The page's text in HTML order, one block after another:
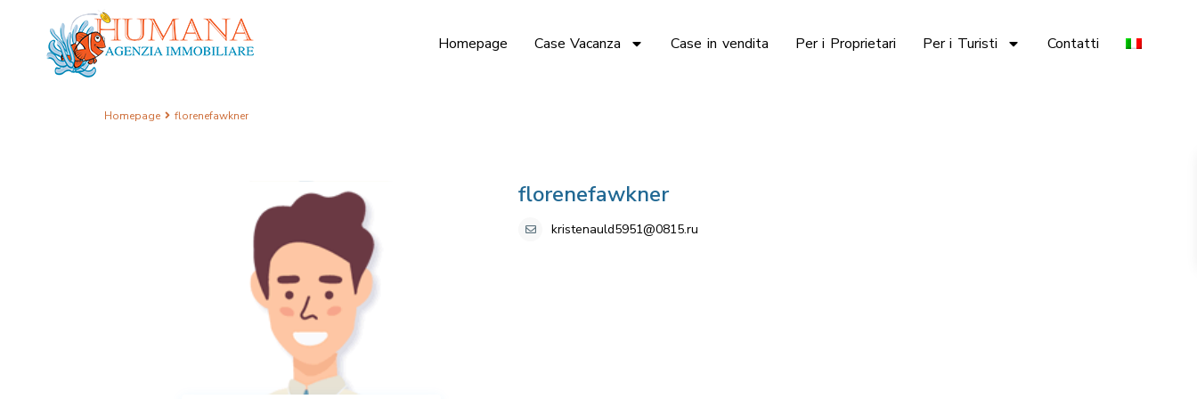
Homepage Case Vacanza Case in vendita Per i Proprietari Per i Turisti Contatti
Homepage florenefawkner
florenefawkner
kristenauld5951@0815.ru